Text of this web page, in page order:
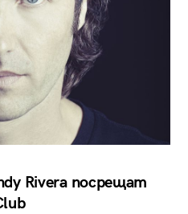
Rivera посрещат